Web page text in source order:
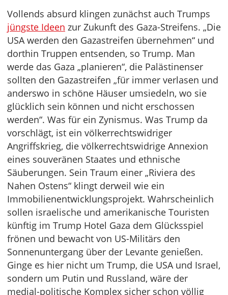
Vollends absurd klingen zunächst auch Trumps
jüngste Ideen zur Zukunft des Gaza-Streifens. „Die
USA werden den Gazastreifen übernehmen“ und
dorthin Truppen entsenden, so Trump. Man
werde das Gaza „planieren“, die Palästinenser
sollten den Gazastreifen „für immer verlasen und
anderswo in schöne Häuser umsiedeln, wo sie
glücklich sein können und nicht erschossen
werden“. Was für ein Zynismus. Was Trump da
vorschlägt, ist ein völkerrechtswidriger
Angriffskrieg, die völkerrechtswidrige Annexion
eines souveränen Staates und ethnische
Säuberungen. Sein Traum einer „Riviera des
Nahen Ostens“ klingt derweil wie ein
Immobilienentwicklungsprojekt. Wahrscheinlich
sollen israelische und amerikanische Touristen
künftig im Trump Hotel Gaza dem Glücksspiel
frönen und bewacht von US-Militärs den
Sonnenuntergang über der Levante genießen.
Ginge es hier nicht um Trump, die USA und Israel,
sondern um Putin und Russland, wäre der
medial-politische Komplex sicher schon völlig